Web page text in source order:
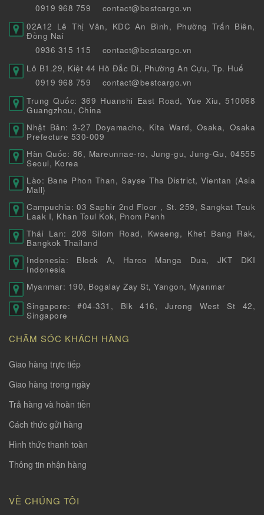
0919 968 759
contact@bestcargo.vn
02A12 Lê Thị Vân, KDC An Bình, Phường Trấn Biên,
Đồng Nai
0936 315 115
contact@bestcargo.vn
Lô B1.29, Kiệt 44 Hồ Đắc Di, Phường An Cựu, Tp. Huế
0919 968 759
contact@bestcargo.vn
Trung Quốc: 369 Huanshi East Road, Yue Xiu, 510068
Guangzhou, China
Nhật Bản: 3-27 Doyamacho, Kita Ward, Osaka, Osaka
Prefecture 530-009
Hàn Quốc: 86, Mareunnae-ro, Jung-gu, Jung-Gu, 04555
Seoul, Korea
Lào: Bane Phon Than, Sayse Tha District, Vientan (Asia
Mall)
Campuchia: 03 Saphir 2nd Floor , St. 259, Sangkat Teuk
Laak I, Khan Toul Kok, Pnom Penh
Thái Lan: 208 Silom Road, Kwaeng, Khet Bang Rak,
Bangkok Thailand
Indonesia: Block A, Harco Manga Dua, JKT DKI
Indonesia
Myanmar: 190, Bogalay Zay St, Yangon, Myanmar
Singapore: #04-331, Blk 416, Jurong West St 42,
Singapore
CHĂM SÓC KHÁCH HÀNG
Giao hàng trực tiếp
Giao hàng trong ngày
Trả hàng và hoàn tiền
Cách thức gửi hàng
Hình thức thanh toàn
Thông tin nhận hàng
VỀ CHÚNG TÔI